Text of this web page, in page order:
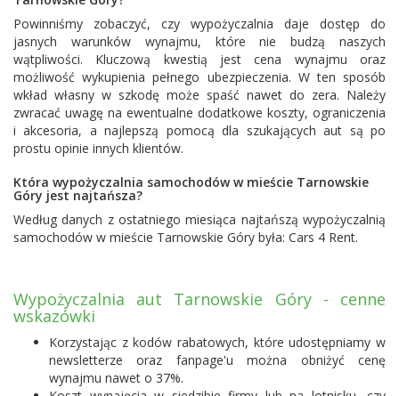
Powinniśmy zobaczyć, czy wypożyczalnia daje dostęp do
jasnych warunków wynajmu, które nie budzą naszych
wątpliwości. Kluczową kwestią jest cena wynajmu oraz
możliwość wykupienia pełnego ubezpieczenia. W ten sposób
wkład własny w szkodę może spaść nawet do zera. Należy
zwracać uwagę na ewentualne dodatkowe koszty, ograniczenia
i akcesoria, a najlepszą pomocą dla szukających aut są po
prostu opinie innych klientów.
Która wypożyczalnia samochodów w mieście Tarnowskie
Góry jest najtańsza?
Według danych z ostatniego miesiąca najtańszą wypożyczalnią
samochodów w mieście Tarnowskie Góry była: Cars 4 Rent.
Wypożyczalnia aut Tarnowskie Góry - cenne
wskazówki
Korzystając z kodów rabatowych, które udostępniamy w
newsletterze oraz fanpage'u można obniżyć cenę
wynajmu nawet o 37%.